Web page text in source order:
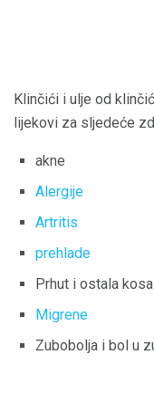
Klinčići i ulje od
lijekovi za sljedeće
akne
Alergije
Artritis
prehlade
Prhut i ostala
Migrene
Zubobolja i bol u